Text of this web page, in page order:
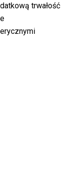
trwałość